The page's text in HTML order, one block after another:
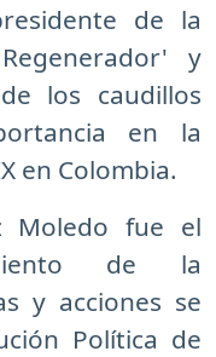
de la
y
los caudillos
en la
en Colombia.
Moledo fue el
de la
y acciones se
Política de